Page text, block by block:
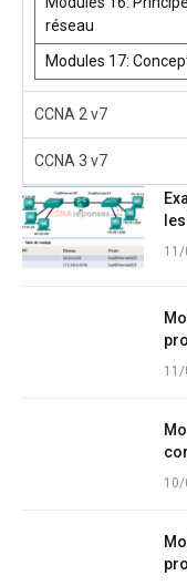
réseau
Modules 17:
CCNA 2 v7
CCNA 3 v7